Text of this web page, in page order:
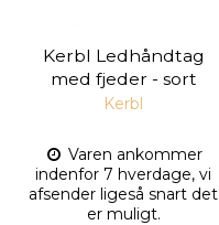
Kerbl Ledhåndtag
med fjeder - sort
Kerbl
Varen ankommer
indenfor 7 hverdage, vi
afsender ligeså snart det
er muligt.